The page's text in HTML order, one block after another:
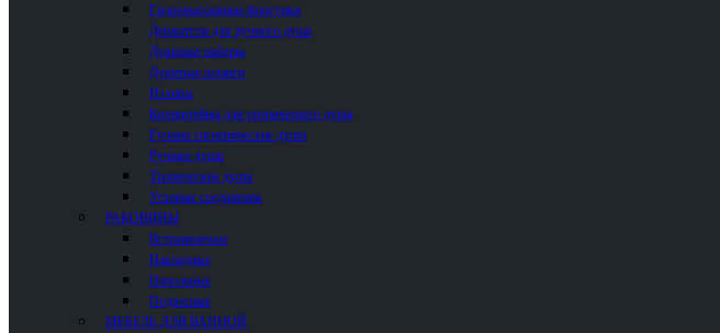
Гидромассажные форсунки
Держатели для ручного душа
Душевые наборы
Душевые шланги
Изливы
Кронштейны для тропического душа
Ручные гигиенические души
Ручные души
Тропические души
Угловые соединения
РАКОВИНЫ
Встраиваемые
Накладные
Напольные
Подвесные
МЕБЕЛЬ ДЛЯ ВАННОЙ